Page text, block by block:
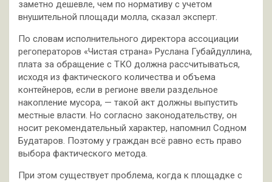
заметно дешевле, чем по нормативу с учетом
внушительной площади молла, сказал эксперт.
По словам исполнительного директора ассоциации
регоператоров «Чистая страна» Руслана Губайдуллина,
плата за обращение с ТКО должна рассчитываться,
исходя из фактического количества и объема
контейнеров, если в регионе ввели раздельное
накопление мусора, — такой акт должны выпустить
местные власти. Но согласно законодательству, он
носит рекомендательный характер, напомнил Содном
Будатаров. Поэтому у граждан всё равно есть право
выбора фактического метода.
При этом существует проблема, когда к площадке с